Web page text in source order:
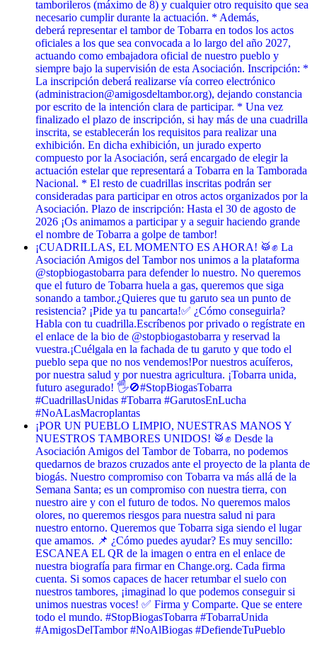
tamborileros (máximo de 8) y cualquier otro requisito que sea
necesario cumplir durante la actuación. * Además,
deberá representar el tambor de Tobarra en todos los actos
oficiales a los que sea convocada a lo largo del año 2027,
actuando como embajadora oficial de nuestro pueblo y
siempre bajo la supervisión de esta Asociación. Inscripción: *
La inscripción deberá realizarse vía correo electrónico
(administracion@amigosdeltambor.org), dejando constancia
por escrito de la intención clara de participar. * Una vez
finalizado el plazo de inscripción, si hay más de una cuadrilla
inscrita, se establecerán los requisitos para realizar una
exhibición. En dicha exhibición, un jurado experto
compuesto por la Asociación, será encargado de elegir la
actuación estelar que representará a Tobarra en la Tamborada
Nacional. * El resto de cuadrillas inscritas podrán ser
consideradas para participar en otros actos organizados por la
Asociación. Plazo de inscripción: Hasta el 30 de agosto de
2026 ¡Os animamos a participar y a seguir haciendo grande
el nombre de Tobarra a golpe de tambor!
¡CUADRILLAS, EL MOMENTO ES AHORA! 🥁✊ La
Asociación Amigos del Tambor nos unimos a la plataforma
@stopbiogastobarra para defender lo nuestro. No queremos
que el futuro de Tobarra huela a gas, queremos que siga
sonando a tambor. ​¿Quieres que tu garuto sea un punto de
resistencia? ¡Pide ya tu pancarta! ​✅ ¿Cómo conseguirla? ​
Habla con tu cuadrilla. ​Escríbenos por privado o regístrate en
el enlace de la bio de @stopbiogastobarra y reservad la
vuestra. ​¡Cuélgala en la fachada de tu garuto y que todo el
pueblo sepa que no nos vendemos! ​Por nuestros acuíferos,
por nuestra salud y por nuestra agricultura. ¡Tobarra unida,
futuro asegurado! 🖐️🚫 ​#StopBiogasTobarra
#CuadrillasUnidas #Tobarra #GarutosEnLucha
#NoALasMacroplantas
¡POR UN PUEBLO LIMPIO, NUESTRAS MANOS Y
NUESTROS TAMBORES UNIDOS! 🥁✊ Desde la
Asociación Amigos del Tambor de Tobarra, no podemos
quedarnos de brazos cruzados ante el proyecto de la planta de
biogás. Nuestro compromiso con Tobarra va más allá de la
Semana Santa; es un compromiso con nuestra tierra, con
nuestro aire y con el futuro de todos. No queremos malos
olores, no queremos riesgos para nuestra salud ni para
nuestro entorno. Queremos que Tobarra siga siendo el lugar
que amamos. 📌 ¿Cómo puedes ayudar? Es muy sencillo:
ESCANEA EL QR de la imagen o entra en el enlace de
nuestra biografía para firmar en Change.org. Cada firma
cuenta. Si somos capaces de hacer retumbar el suelo con
nuestros tambores, ¡imaginad lo que podemos conseguir si
unimos nuestras voces! ✅ Firma y Comparte. Que se entere
todo el mundo. #StopBiogasTobarra #TobarraUnida
#AmigosDelTambor #NoAlBiogas #DefiendeTuPueblo